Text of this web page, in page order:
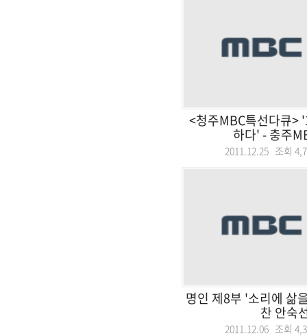
<청주MBC특선다큐>
하다' - 충주
2011.12.25 조회
명인 제8부 '소리에 삶
찬 안숙
2011.12.06 조회